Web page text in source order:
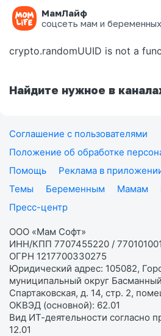
МамЛайф
соцсеть мам и беременных
Ошибка на странице
crypto.randomUUID is not a
Найдите нужное в
Соглашение с пользователями
Положение об обработке
Помощь
Реклама в
Темы
Беременным Мамам
Пресс-центр
ООО «Мам Софт»
ИНН/КПП 7707455220 / 770101001
ОГРН 1217700330275
Юридический адрес: 105082,
муниципальный округ
Спартаковская, д. 14, стр. 2,
ОКВЭД (основной): 62.01
Вид ИТ-деятельности согласно
12.01